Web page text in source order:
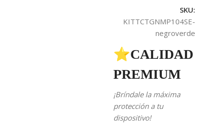
SKU:
KITTCTGNMP104SE-
negroverde
⭐CALIDAD
PREMIUM
¡Bríndale la máxima
protección a tu
dispositivo!